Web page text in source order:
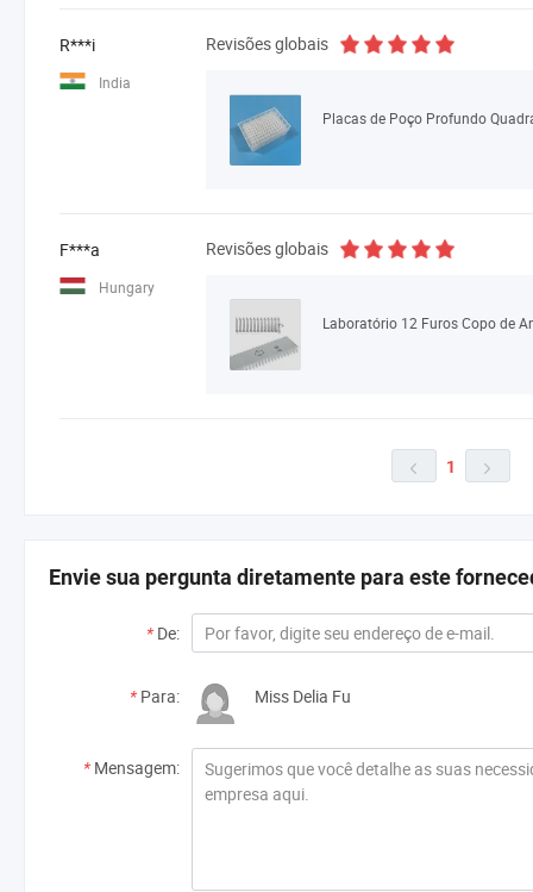
R***i
India
Revisões globais
F***a
Hungary
Revisões globais
 1 
Envie sua pergunta diretamente para este
* De:
* Para: Miss Delia Fu
* Mensagem: